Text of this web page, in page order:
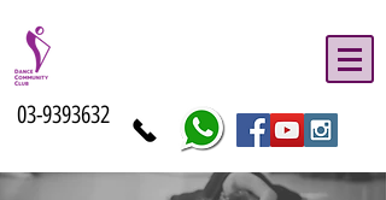
03-9393632